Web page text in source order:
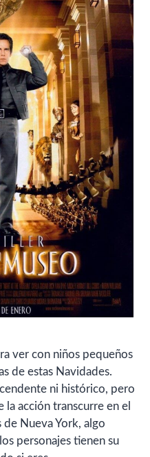
ver con niños pequeños
de estas Navidades.
ni histórico, pero
acción transcurre en el
de Nueva York, algo
personajes tienen su